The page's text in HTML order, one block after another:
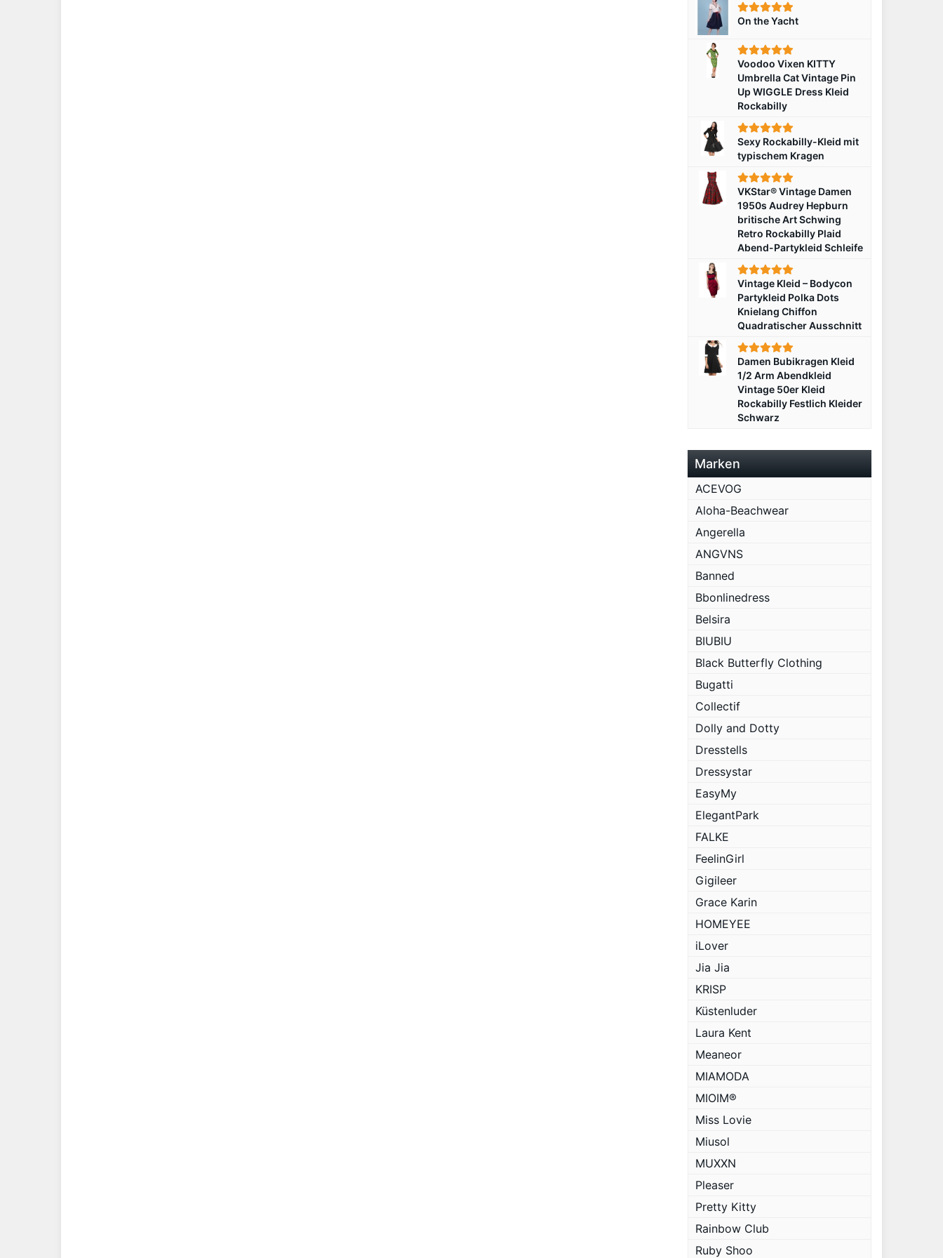
On the Yacht
Voodoo Vixen KITTY
Umbrella Cat Vintage Pin
Up WIGGLE Dress Kleid
Rockabilly
Sexy Rockabilly-Kleid mit
typischem Kragen
VKStar® Vintage Damen
1950s Audrey Hepburn
britische Art Schwing
Retro Rockabilly Plaid
Abend-Partykleid Schleife
Vintage Kleid – Bodycon
Partykleid Polka Dots
Knielang Chiffon
Quadratischer Ausschnitt
Damen Bubikragen Kleid
1/2 Arm Abendkleid
Vintage 50er Kleid
Rockabilly Festlich Kleider
Schwarz
Marken
ACEVOG
Aloha-Beachwear
Angerella
ANGVNS
Banned
Bbonlinedress
Belsira
BIUBIU
Black Butterfly Clothing
Bugatti
Collectif
Dolly and Dotty
Dresstells
Dressystar
EasyMy
ElegantPark
FALKE
FeelinGirl
Gigileer
Grace Karin
HOMEYEE
iLover
Jia Jia
KRISP
Küstenluder
Laura Kent
Meaneor
MIAMODA
MIOIM®
Miss Lovie
Miusol
MUXXN
Pleaser
Pretty Kitty
Rainbow Club
Ruby Shoo